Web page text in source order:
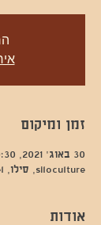
זמן ומיקום
30 באוג׳ 2021, 20:30 – 20:35
siloculture, סילו, Hod Hasharon, Israel
אודות